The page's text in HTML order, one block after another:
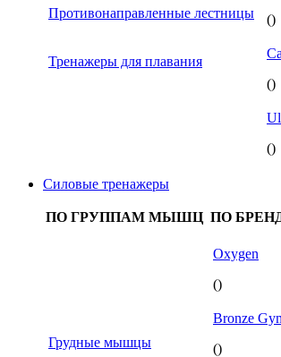
Противонаправленные лестницы
Тренажеры для плавания
()
()
()
Силовые тренажеры
ПО ГРУППАМ МЫШЦ ПО
Грудные мышцы
Oxygen
()
Bronze
()